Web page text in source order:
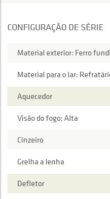
CONFIGURAÇÃO DE SÉRIE
Material exterior: Ferro
Material para o lar:
Aquecedor
Visão do fogo: Alta
Cinzeiro
Grelha a lenha
Defletor